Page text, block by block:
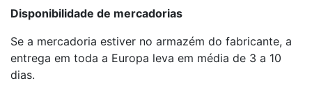
Disponibilidade de mercadorias
Se a mercadoria estiver no armazém do fabricante, a
entrega em toda a Europa leva em média de 3 a 10
dias.